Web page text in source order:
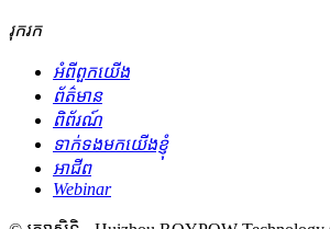
រុករក
អំពីពួកយើង
ព័ត៌មាន
ពិព័រណ៍
ទាក់ទងមកយើងខ្ញុំ
អាជីព
Webinar